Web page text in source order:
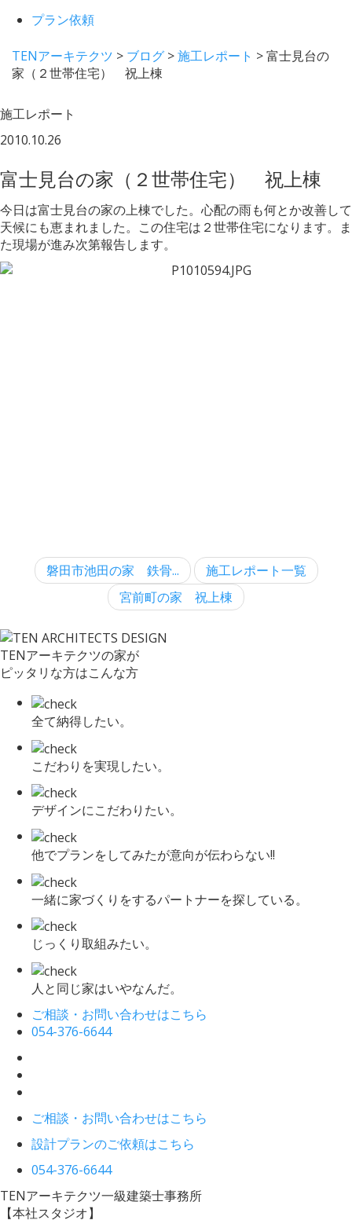
プラン依頼
TENアーキテクツ > ブログ >施工レポート >富士見台の
家（２世帯住宅） 祝上棟
施工レポート
2010.10.26
富士見台の家（２世帯住宅） 祝上棟
今日は富士見台の家の上棟でした。心配の雨も何とか改善して
天候にも恵まれました。この住宅は２世帯住宅になります。ま
た現場が進み次第報告します。
磐田市池田の家 鉄骨...
施工レポート一覧
宮前町の家 祝上棟
TENアーキテクツの家が
ピッタリな方はこんな方
全て納得したい。
こだわりを実現したい。
デザインにこだわりたい。
他でプランをしてみたが意向が伝わらない!!
一緒に家づくりをするパートナーを探している。
じっくり取組みたい。
人と同じ家はいやなんだ。
ご相談・お問い合わせはこちら
054-376-6644
ご相談・お問い合わせはこちら
設計プランのご依頼はこちら
054-376-6644
TENアーキテクツ一級建築士事務所
【本社スタジオ】